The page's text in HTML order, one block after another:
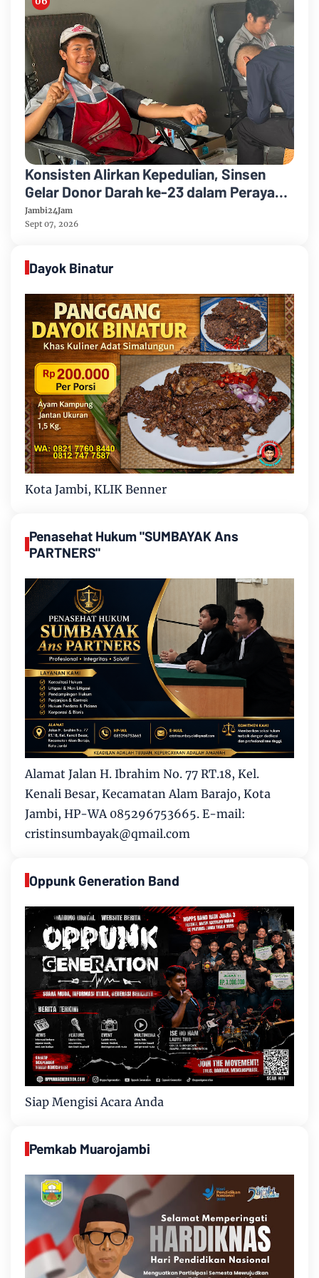
Konsisten Alirkan Kepedulian, Sinsen
Gelar Donor Darah ke-23 dalam Perayaan
Anniversary Sinsen
Jambi24Jam
Sept 07, 2026
Dayok Binatur
Kota Jambi, KLIK Benner
Penasehat Hukum "SUMBAYAK Ans
PARTNERS"
Alamat Jalan H. Ibrahim No. 77 RT.18, Kel.
Kenali Besar, Kecamatan Alam Barajo, Kota
Jambi, HP-WA 085296753665. E-mail:
cristinsumbayak@qmail.com
Oppunk Generation Band
Siap Mengisi Acara Anda
Pemkab Muarojambi